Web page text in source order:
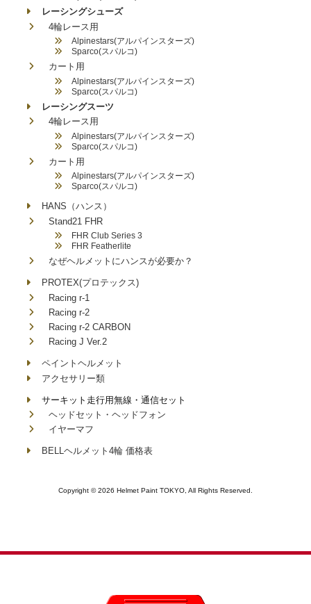
レーシングシューズ
4輪レース用
Alpinestars(アルパインスターズ)
Sparco(スパルコ)
カート用
Alpinestars(アルパインスターズ)
Sparco(スパルコ)
レーシングスーツ
4輪レース用
Alpinestars(アルパインスターズ)
Sparco(スパルコ)
カート用
Alpinestars(アルパインスターズ)
Sparco(スパルコ)
HANS（ハンス）
Stand21 FHR
FHR Club Series 3
FHR Featherlite
なぜヘルメットにハンスが必要か？
PROTEX(プロテックス)
Racing r-1
Racing r-2
Racing r-2 CARBON
Racing J Ver.2
ペイントヘルメット
アクセサリー類
サーキット走行用無線・通信セット
ヘッドセット・ヘッドフォン
イヤーマフ
BELLヘルメット4輪 価格表
Copyright © 2026 Helmet Paint TOKYO, All Rights Reserved.